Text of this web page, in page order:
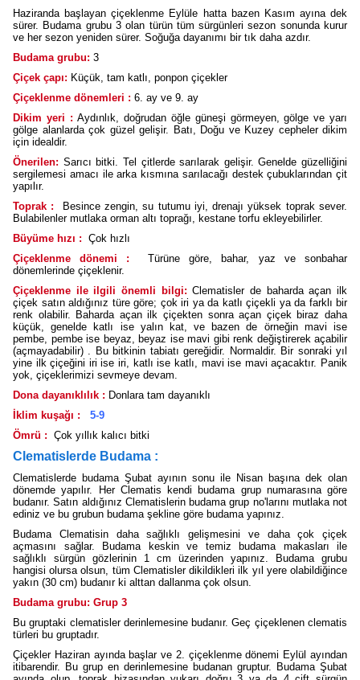
Haziranda başlayan çiçeklenme Eylüle hatta bazen Kasım ayına dek
sürer. Budama grubu 3 olan türün tüm sürgünleri sezon sonunda kurur
ve her sezon yeniden sürer. Soğuğa dayanımı bir tık daha azdır.
Budama grubu: 3
Çiçek çapı: Küçük, tam katlı, ponpon çiçekler
Çiçeklenme dönemleri : 6. ay ve 9. ay
Dikim yeri : Aydınlık, doğrudan öğle güneşi görmeyen, gölge ve yarı
gölge alanlarda çok güzel gelişir. Batı, Doğu ve Kuzey cepheler dikim
için idealdir.
Önerilen: Sarıcı bitki. Tel çitlerde sarılarak gelişir. Genelde güzelliğini
sergilemesi amacı ile arka kısmına sarılacağı destek çubuklarından çit
yapılır.
Toprak :
Besince zengin, su tutumu iyi, drenajı yüksek toprak sever.
Bulabilenler mutlaka orman altı toprağı, kestane torfu ekleyebilirler.
Büyüme hızı : Çok hızlı
Çiçeklenme dönemi :
Türüne göre, bahar, yaz ve sonbahar
dönemlerinde çiçeklenir.
Çiçeklenme ile ilgili önemli bilgi: Clematisler de baharda açan ilk
çiçek satın aldığınız türe göre; çok iri ya da katlı çiçekli ya da farklı bir
renk olabilir. Baharda açan ilk çiçekten sonra açan çiçek biraz daha
küçük, genelde katlı ise yalın kat, ve bazen de örneğin mavi ise
pembe, pembe ise beyaz, beyaz ise mavi gibi renk değiştirerek açabilir
(açmayadabilir) . Bu bitkinin tabiatı gereğidir. Normaldir. Bir sonraki yıl
yine ilk çiçeğini iri ise iri, katlı ise katlı, mavi ise mavi açacaktır. Panik
yok, çiçeklerimizi sevmeye devam.
Dona dayanıklılık : Donlara tam dayanıklı
İklim kuşağı :
5-9
Ömrü : Çok yıllık kalıcı bitki
Clematislerde Budama :
Clematislerde budama Şubat ayının sonu ile Nisan başına dek olan
dönemde yapılır. Her Clematis kendi budama grup numarasına göre
budanır. Satın aldığınız Clematislerin budama grup no'larını mutlaka not
ediniz ve bu grubun budama şekline göre budama yapınız.
Budama Clematisin daha sağlıklı gelişmesini ve daha çok çiçek
açmasını sağlar. Budama keskin ve temiz budama makasları ile
sağlıklı sürgün gözlerinin 1 cm üzerinden yapınız. Budama grubu
hangisi olursa olsun, tüm Clematisler dikildikleri ilk yıl yere olabildiğince
yakın (30 cm) budanır ki alttan dallanma çok olsun.
Budama grubu: Grup 3
Bu gruptaki clematisler derinlemesine budanır. Geç çiçeklenen clematis
türleri bu gruptadır.
Çiçekler Haziran ayında başlar ve 2. çiçeklenme dönemi Eylül ayından
itibarendir. Bu grup en derinlemesine budanan gruptur. Budama Şubat